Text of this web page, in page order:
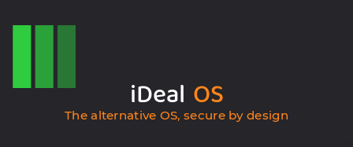
iDealOS
The alternative OS, secure by design